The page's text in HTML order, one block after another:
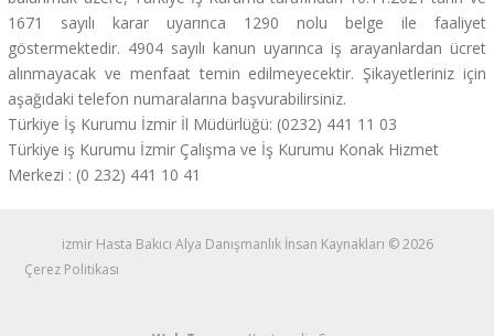
1671 sayılı karar uyarınca 1290 nolu belge ile faaliyet
göstermektedir. 4904 sayılı kanun uyarınca iş arayanlardan ücret
alınmayacak ve menfaat temin edilmeyecektir. Şikayetleriniz için
aşağıdaki telefon numaralarına başvurabilirsiniz.
Türkiye İş Kurumu İzmir İl Müdürlüğü: (0232) 441 11 03
Türkiye iş Kurumu İzmir Çalışma ve İş Kurumu Konak Hizmet
Merkezi : (0 232) 441 10 41
izmir Hasta Bakıcı Alya Danışmanlık İnsan Kaynakları © 2026
Çerez Politikası